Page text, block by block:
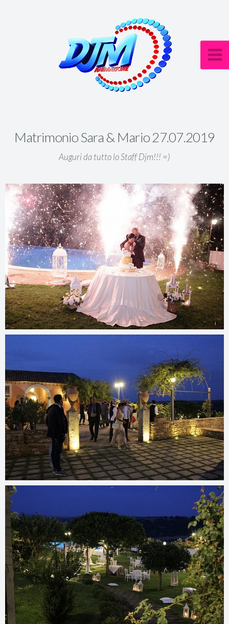
Matrimonio Sara & Mario 27.07.2019
Auguri da tutto lo Staff Djm!!! =)